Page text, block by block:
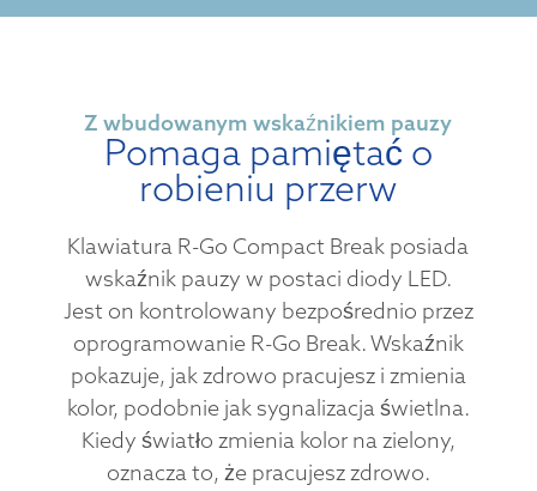
Z wbudowanym wskaźnikiem pauzy
Pomaga pamiętać o
robieniu przerw
Klawiatura R-Go Compact Break posiada
wskaźnik pauzy w postaci diody LED.
Jest on kontrolowany bezpośrednio przez
oprogramowanie R-Go Break. Wskaźnik
pokazuje, jak zdrowo pracujesz i zmienia
kolor, podobnie jak sygnalizacja świetlna.
Kiedy światło zmienia kolor na zielony,
oznacza to, że pracujesz zdrowo.